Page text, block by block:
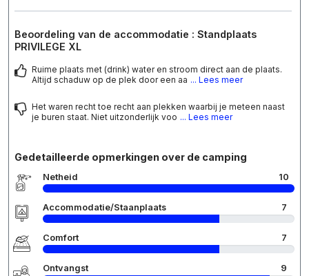
Beoordeling van de accommodatie : Standplaats
PRIVILEGE XL
Ruime plaats met (drink) water en stroom direct aan de plaats.
Altijd schaduw op de plek door een aa ... Lees meer
Het waren recht toe recht aan plekken waarbij je meteen naast
je buren staat. Niet uitzonderlijk voo ... Lees meer
Gedetailleerde opmerkingen over de camping
Netheid 10
Accommodatie/Staanplaats 7
Comfort 7
Ontvangst 9